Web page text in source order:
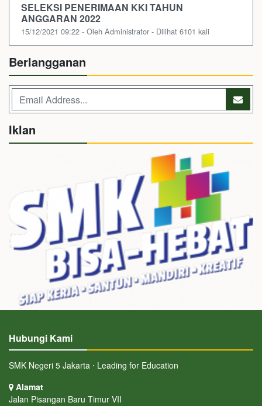
SELEKSI PENERIMAAN KKI TAHUN
ANGGARAN 2022
15/12/2021 09:22 - Oleh Administrator - Dilihat 6101 kali
Berlangganan
Iklan
Hubungi Kami
SMK Negeri 5 Jakarta ⋅ Leading for Education
Alamat
Jalan Pisangan Baru Timur VII